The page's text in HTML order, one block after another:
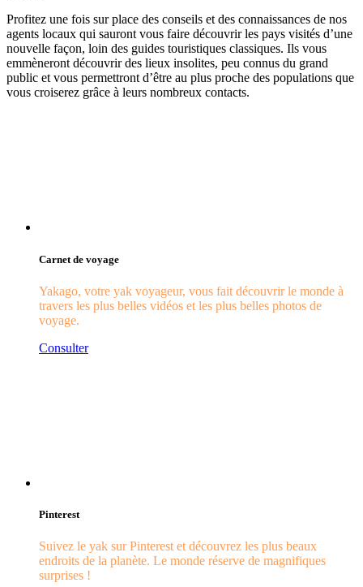
Profitez une fois sur place des conseils et des connaissances de nos
agents locaux qui sauront vous faire découvrir les pays visités d’une
nouvelle façon, loin des guides touristiques classiques. Ils vous
emmèneront découvrir des lieux insolites, peu connus du grand
public et vous permettront d’être au plus proche des populations que
vous croiserez grâce à leurs nombreux contacts.
Carnet de voyage
Yakago, votre yak voyageur, vous fait découvrir le monde à
travers les plus belles vidéos et les plus belles photos de
voyage.
Consulter
Pinterest
Suivez le yak sur Pinterest et découvrez les plus beaux
endroits de la planète. Le monde réserve de magnifiques
surprises !